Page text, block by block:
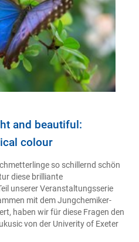
and beautiful:
colour
so schillernd schön
diese brilliante
unserer Veranstaltungsserie
mit dem Jungchemiker-
haben wir für diese Fragen den
von der Univerity of Exeter